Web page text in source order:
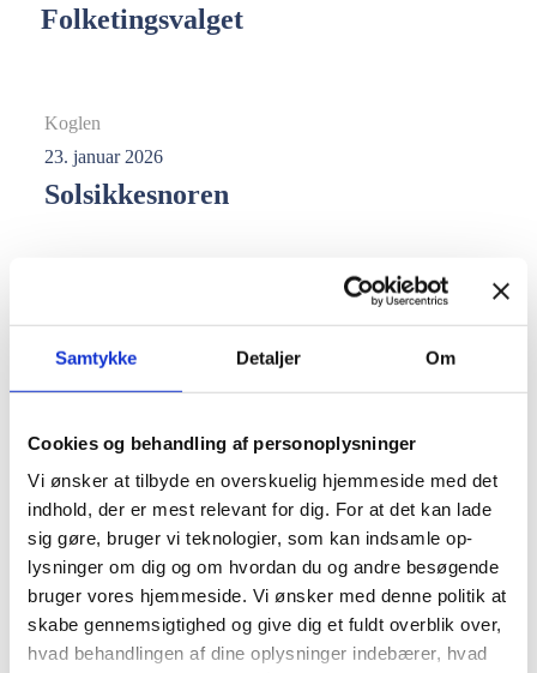
Samtykke Detaljer Om
Cookies og behandling af personoplysninger
Vi ønsker at tilbyde en overskuelig hjemmeside med det
indhold, der er mest relevant for dig. For at det kan lade
sig gøre, bruger vi teknologier, som kan indsamle op-
lysninger om dig og om hvordan du og andre besøgende
bruger vores hjemmeside. Vi ønsker med denne politik at
skabe gennemsigtighed og give dig et fuldt overblik over,
hvad behandlingen af dine oplysninger indebærer, hvad
Folketingsvalget
Solsikkesnoren
23. januar 2026
Koglen
Luigi’s ledsager
23. januar 2026
Vil du være med?